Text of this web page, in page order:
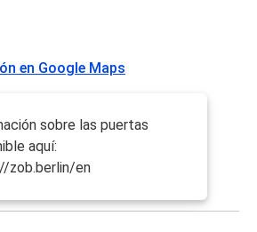
en Google Maps
sobre las puertas
aquí:
zob.berlin/en